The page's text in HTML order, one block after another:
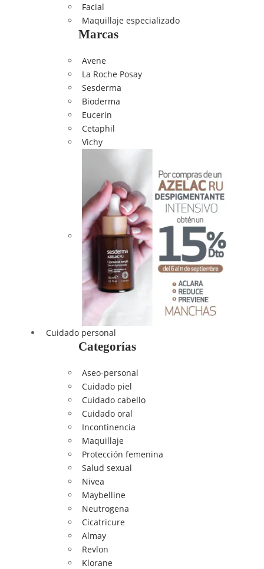
Facial
Maquillaje especializado
Marcas
Avene
La Roche Posay
Sesderma
Bioderma
Eucerin
Cetaphil
Vichy
Cuidado personal
Categorías
Aseo-personal
Cuidado piel
Cuidado cabello
Cuidado oral
Incontinencia
Maquillaje
Protección femenina
Salud sexual
Nivea
Maybelline
Neutrogena
Cicatricure
Almay
Revlon
Klorane